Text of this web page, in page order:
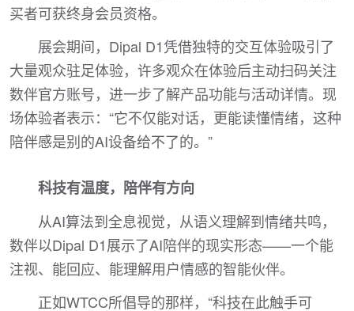
买者可获终身会员资格。
展会期间，Dipal D1凭借独特的交互体验吸引了
大量观众驻足体验，许多观众在体验后主动扫码关注
数伴官方账号，进一步了解产品功能与活动详情。现
场体验者表示：“它不仅能对话，更能读懂情绪，这种
陪伴感是别的AI设备给不了的。”
科技有温度，陪伴有方向
从AI算法到全息视觉，从语义理解到情绪共鸣，
数伴以Dipal D1展示了AI陪伴的现实形态——一个能
注视、能回应、能理解用户情感的智能伙伴。
正如WTCC所倡导的那样，“科技在此触手可